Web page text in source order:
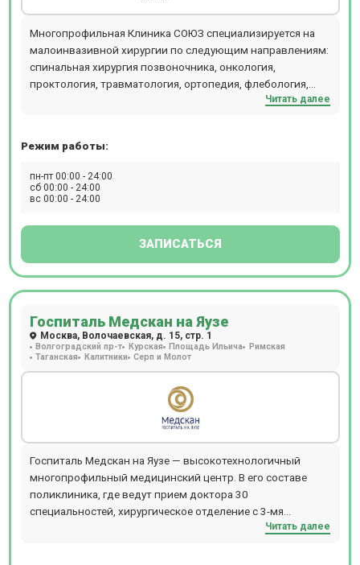
Многопрофильная Клиника СОЮЗ специализируется на
малоинвазивной хирургии по следующим направлениям:
спинальная хирургия позвоночника, онкология,
проктология, травматология, ортопедия, флебология,
гинекология, урология, маммология. Обладает новейшей
исследования проводятся пациентам с весом до 220 кг.
КТ и рентгена детям необходимо направление от врача.
При проведении МРТ исследований под наркозом и при
колл-центром клиники по телефону.
Читать далее
Режим работы:
пн-пт 00:00 - 24:00
сб 00:00 - 24:00
вс 00:00 - 24:00
ЗАПИСАТЬСЯ
Госпиталь Медскан на Яузе
Москва, Волочаевская, д. 15, стр. 1
Волгоградский пр-т Курская Площадь Ильича Римская
Таганская Калитники Серп и Молот
Госпиталь Медскан на Яузе — высокотехнологичный
многопрофильный медицинский центр. В его составе
поликлиника, где ведут прием доктора 30
специальностей, хирургическое отделение с 3-мя
передовыми операционными, стационар, генетическая
Читать далее